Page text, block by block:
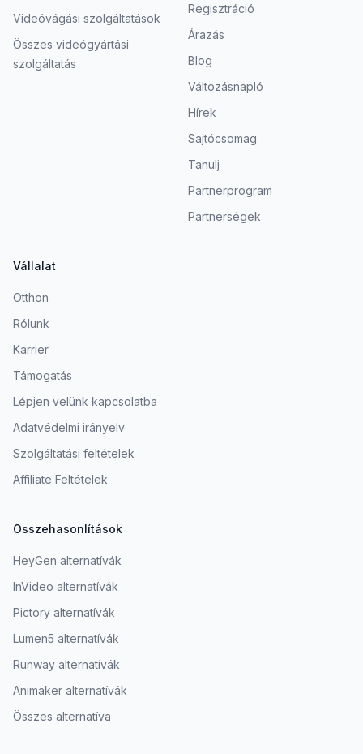
Videóvágási szolgáltatások
Összes videógyártási
szolgáltatás
Regisztráció
Árazás
Blog
Változásnapló
Hírek
Sajtócsomag
Tanulj
Partnerprogram
Partnerségek
Vállalat
Otthon
Rólunk
Karrier
Támogatás
Lépjen velünk kapcsolatba
Adatvédelmi irányelv
Szolgáltatási feltételek
Affiliate Feltételek
Összehasonlítások
HeyGen alternatívák
InVideo alternatívák
Pictory alternatívák
Lumen5 alternatívák
Runway alternatívák
Animaker alternatívák
Összes alternatíva